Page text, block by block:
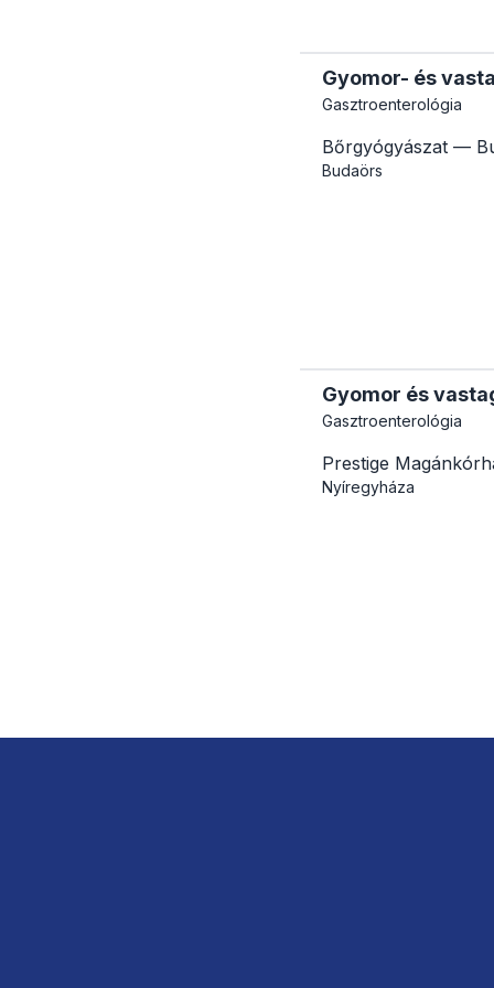
Gyomor- és
Gasztroenterológia
Bőrgyógyászat —
Budaörs
Gyomor és
Gasztroenterológia
Prestige
Nyíregyháza